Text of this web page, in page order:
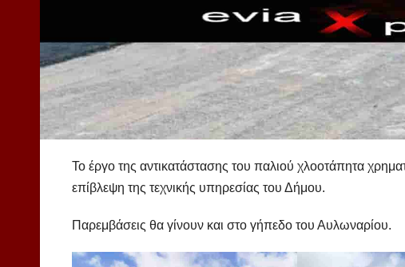
Το έργο της αντικατάστασης του παλιού χλοοτάπητα
επίβλεψη της τεχνικής υπηρεσίας του Δήμου.
Παρεμβάσεις θα γίνουν και στο γήπεδο του Αυλωναρίου.